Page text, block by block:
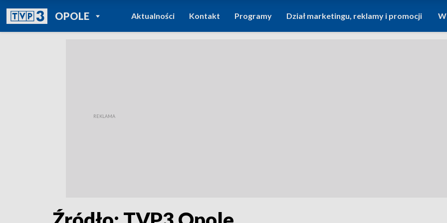
OPOLEPOWRÓT DO
TVP REGIONY
Aktualności Kontakt Programy Dział marketingu, reklamy i promocji